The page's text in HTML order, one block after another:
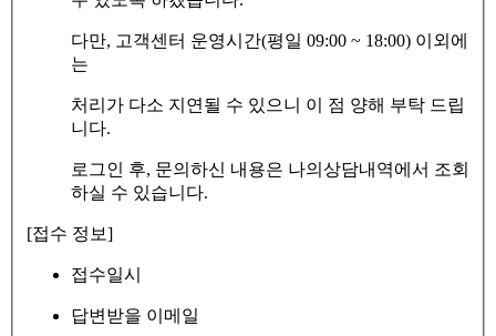
다만, 고객센터 운영시간(평일 09:00 ~ 18:00) 이외에
는
처리가 다소 지연될 수 있으니 이 점 양해 부탁 드립
니다.
로그인 후, 문의하신 내용은 나의상담내역에서 조회
하실 수 있습니다.
[접수 정보]
접수일시
답변받을 이메일